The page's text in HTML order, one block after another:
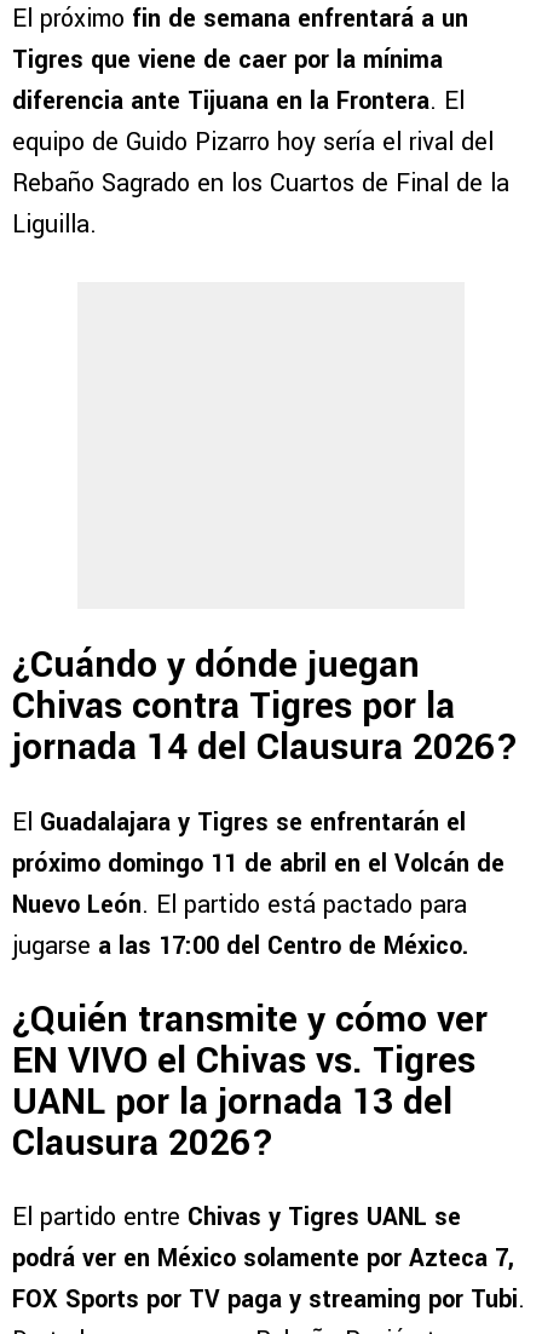
El próximo fin de semana enfrentará a un
Tigres que viene de caer por la mínima
diferencia ante Tijuana en la Frontera. El
equipo de Guido Pizarro hoy sería el rival del
Rebaño Sagrado en los Cuartos de Final de la
Liguilla.
¿Cuándo y dónde juegan
Chivas contra Tigres por la
jornada 14 del Clausura 2026?
El Guadalajara y Tigres se enfrentarán el
próximo domingo 11 de abril en el Volcán de
Nuevo León. El partido está pactado para
jugarse a las 17:00 del Centro de México.
¿Quién transmite y cómo ver
EN VIVO el Chivas vs. Tigres
UANL por la jornada 13 del
Clausura 2026?
El partido entre Chivas y Tigres UANL se
podrá ver en México solamente por Azteca 7,
FOX Sports por TV paga y streaming por Tubi.